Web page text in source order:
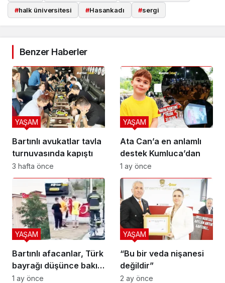
#halk üniversitesi #Hasankadı #sergi
Benzer Haberler
Bartınlı avukatlar tavla
turnuvasında kapıştı
YAŞAM
3 hafta önce
Ata Can’a en anlamlı
destek Kumluca’dan
YAŞAM
1 ay önce
Bartınlı afacanlar, Türk
bayrağı düşünce bakın
ne yaptı
YAŞAM
1 ay önce
“Bu bir veda nişanesi
değildir”
YAŞAM
2 ay önce